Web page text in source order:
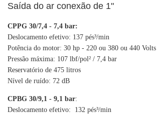
Saída do ar conexão de 1"
CPPG 30/7,4 - 7,4 bar:
Deslocamento efetivo: 137 pés³/min
Potência do motor: 30 hp - 220 ou 380 ou 440
Pressão máxima: 107 lbf/pol² / 7,4 bar
Reservatório de 475 litros
Nível de ruído: 72 dB
CPBG 30/9,1 - 9,1 bar:
Deslocamento efetivo: 132 pés³/min